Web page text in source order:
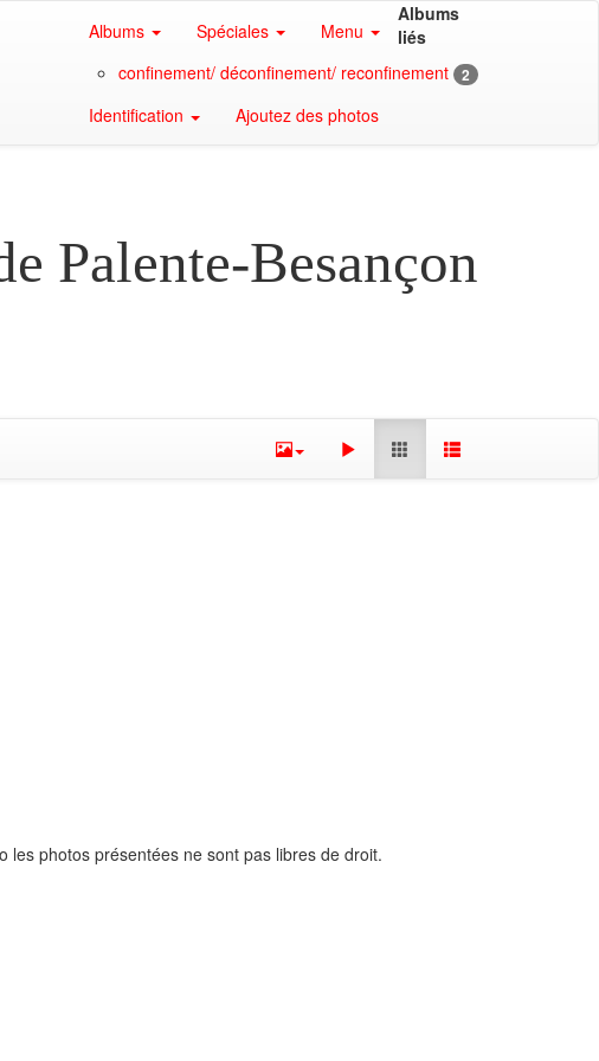
Albums Spéciales Menu
Albums
liés
confinement/ déconfinement/ reconfinement
2
Identification Ajoutez des photos
Palente-Besançon
les photos présentées ne sont pas libres de droit.